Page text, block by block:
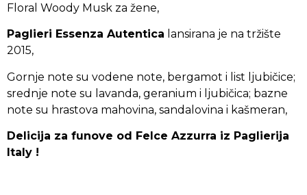
Floral Woody Musk za žene,
Paglieri Essenza Autentica lansirana je na tržište
2015,
Gornje note su vodene note, bergamot i list ljubičice;
srednje note su lavanda, geranium i ljubičica; bazne
note su hrastova mahovina, sandalovina i kašmeran,
Delicija za funove od Felce Azzurra iz Paglierija
Italy !